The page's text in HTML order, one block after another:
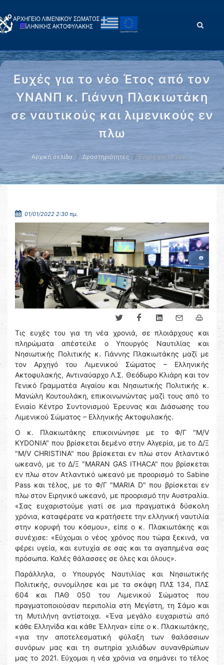
Ευχές για το νέο Έτος από τον
ΥΝΑΝΠ κ. Γιάννη Πλακιωτάκη
σε ναυτικούς και λιμενικούς εν
πλω
Αρχική σελίδα Δραστηριότητες Ευχές για το νέο …
01/01/2022 2:30 πμ.
Τις ευχές του για τη νέα χρονιά, σε πλοιάρχους και
πληρώματα απέστειλε ο Υπουργός Ναυτιλίας και
Νησιωτικής Πολιτικής κ. Γιάννης Πλακιωτάκης μαζί με
τον Αρχηγό του Λιμενικού Σώματος – Ελληνικής
Ακτοφυλακής, Αντιναύαρχο Λ.Σ. Θεόδωρο Κλιάρη και τον
Γενικό Γραμματέα Αιγαίου και Νησιωτικής Πολιτικής κ.
Μανώλη Κουτουλάκη, επικοινωνώντας μαζί τους από το
Ενιαίο Κέντρο Συντονισμού Έρευνας και Διάσωσης του
Λιμενικού Σώματος – Ελληνικής Ακτοφυλακής.
Ο κ. Πλακιωτάκης επικοινώνησε με το Φ/Γ "M/V
KYDONIA" που βρίσκεται δεμένο στην Αλγερία, με το Δ/Ξ
"M/V CHRISTINA" που βρίσκεται εν πλω στον Ατλαντικό
ωκεανό, με το Δ/Ξ "MARAN GAS ITHACA" που βρίσκεται
εν πλω στον Ατλαντικό ωκεανό με προορισμό το Sabine
Pass και τέλος, με το Φ/Γ "MARIA D" που βρίσκεται εν
πλω στον Ειρηνικό ωκεανό, με προορισμό την Αυστραλία.
«Σας ευχαριστούμε γιατί σε μια πραγματικά δύσκολη
χρόνια, καταφέρατε να κρατήσετε την ελληνική ναυτιλία
στην κορυφή του κόσμου», είπε ο κ. Πλακιωτάκης και
συνέχισε: «Εύχομαι ο νέος χρόνος που τώρα ξεκινά, να
φέρει υγεία, και ευτυχία σε σας και τα αγαπημένα σας
πρόσωπα. Καλές θάλασσες σε όλες και όλους».
Παράλληλα, ο Υπουργός Ναυτιλίας και Νησιωτικής
Πολιτικής, συνομίλησε και με τα σκάφη ΠΛΣ 134, ΠΛΣ
604 και ΠΑΘ 050 του Λιμενικού Σώματος που
πραγματοποιούσαν περιπολία στη Μεγίστη, τη Σάμο και
τη Μυτιλήνη αντίστοιχα. «Ένα μεγάλο ευχαριστώ από
κάθε Ελληνίδα και κάθε Έλληνα» είπε ο κ. Πλακιωτάκης,
«για την αποτελεσματική φύλαξη των θαλάσσιων
συνόρων μας και τη σωτηρία χιλιάδων συνανθρώπων
μας το 2021. Εύχομαι η νέα χρόνια να σημάνει το τέλος